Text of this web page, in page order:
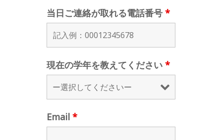
当日ご連絡が取れる電話番号 *
現在の学年を教えてください *
Email *